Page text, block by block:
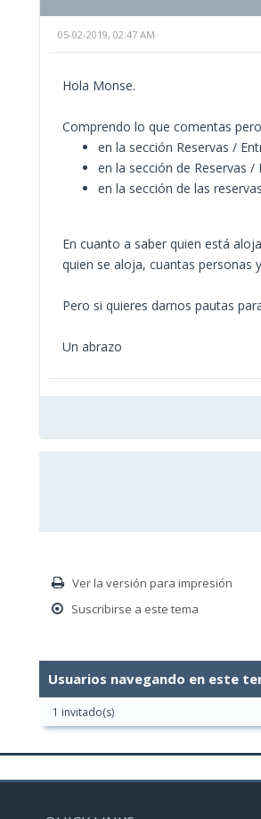
05-02-2019, 02:47 AM
Hola Monse.
Comprendo lo que comentas
en la sección Reservas /
en la sección de Reservas
en la sección de las
En cuanto a saber quien está
quien se aloja, cuantas personas
Pero si quieres darnos pautas
Un abrazo
Ver la versión para impresión
Suscribirse a este tema
Usuarios navegando en este
1 invitado(s)